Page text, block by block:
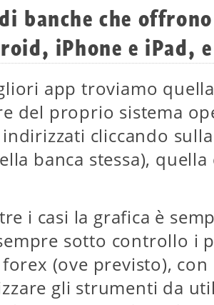
banche che
iPhone e iPad,
app troviamo
del proprio sistema
cliccando
banca stessa),
i casi la grafica è
sotto controllo i
(ove previsto),
gli strumenti da